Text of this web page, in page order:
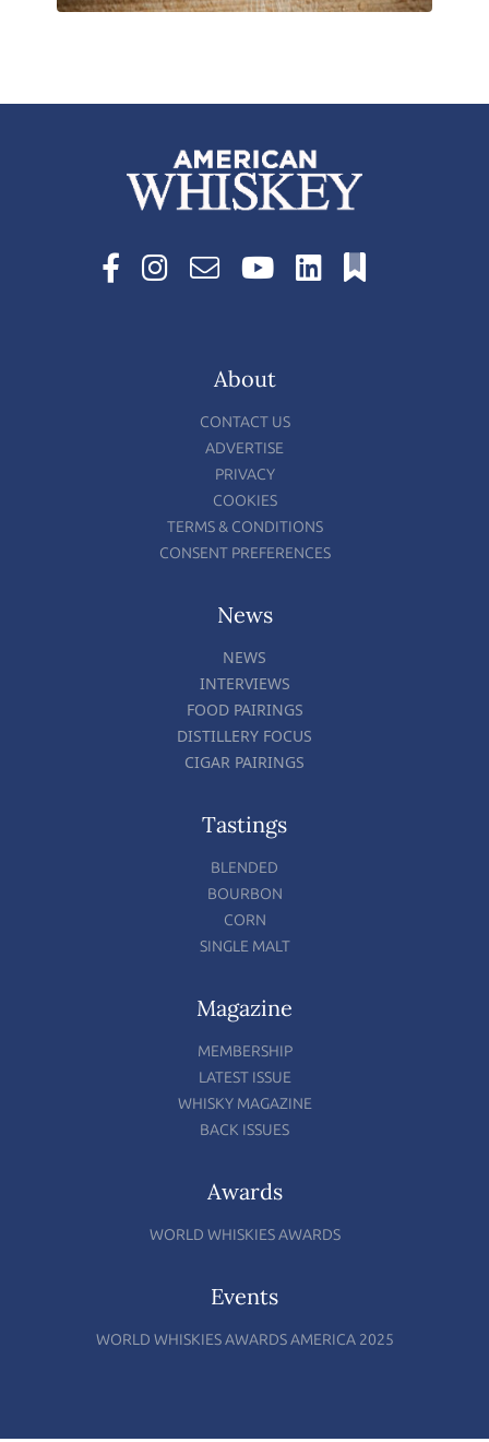
About
CONTACT US
ADVERTISE
PRIVACY
COOKIES
TERMS & CONDITIONS
CONSENT PREFERENCES
News
NEWS
INTERVIEWS
FOOD PAIRINGS
DISTILLERY FOCUS
CIGAR PAIRINGS
Tastings
BLENDED
BOURBON
CORN
SINGLE MALT
Magazine
MEMBERSHIP
LATEST ISSUE
WHISKY MAGAZINE
BACK ISSUES
Awards
WORLD WHISKIES AWARDS
Events
WORLD WHISKIES AWARDS AMERICA 2025